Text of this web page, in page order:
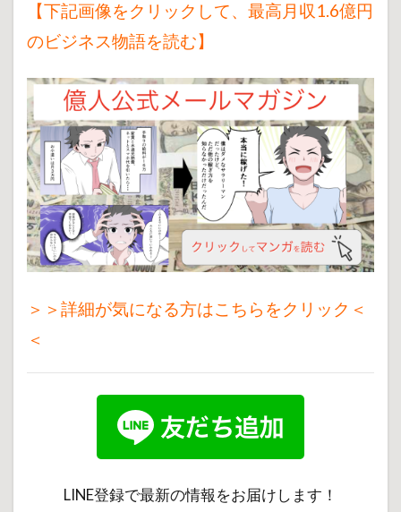
【下記画像をクリックして、最高月収1.6億円
のビジネス物語を読む】
＞＞詳細が気になる方はこちらをクリック＜
＜
LINE登録で最新の情報をお届けします！